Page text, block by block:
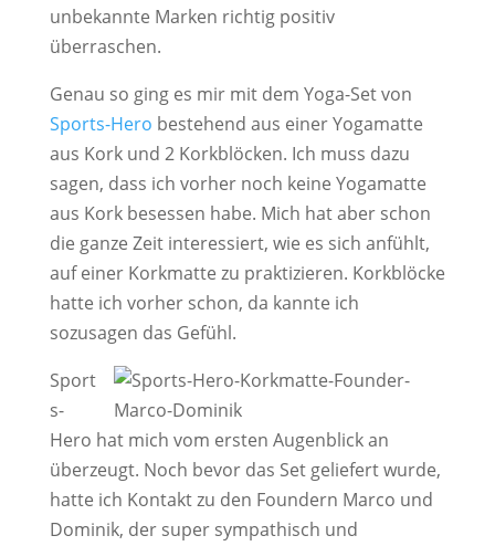
unbekannte Marken richtig positiv
überraschen.
Genau so ging es mir mit dem Yoga-Set von
Sports-Hero bestehend aus einer Yogamatte
aus Kork und 2 Korkblöcken. Ich muss dazu
sagen, dass ich vorher noch keine Yogamatte
aus Kork besessen habe. Mich hat aber schon
die ganze Zeit interessiert, wie es sich anfühlt,
auf einer Korkmatte zu praktizieren. Korkblöcke
hatte ich vorher schon, da kannte ich
sozusagen das Gefühl.
Sport
s-
Hero hat mich vom ersten Augenblick an
überzeugt. Noch bevor das Set geliefert wurde,
hatte ich Kontakt zu den Foundern Marco und
Dominik, der super sympathisch und